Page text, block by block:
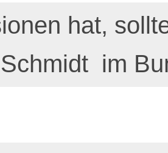
hat,
im